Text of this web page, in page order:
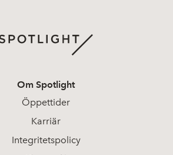
Om Spotlight
Öppettider
Karriär
Integritetspolicy